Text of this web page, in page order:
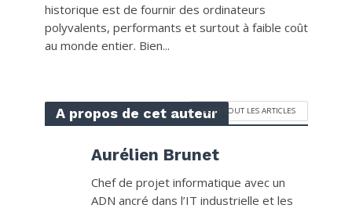
historique est de fournir des ordinateurs
polyvalents, performants et surtout à faible coût
au monde entier. Bien...
A propos de cet auteurVOIR TOUT LES ARTICLES
Aurélien Brunet
Chef de projet informatique avec un
ADN ancré dans l’IT industrielle et les